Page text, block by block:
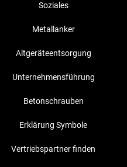
Soziales
Metallanker
Altgeräteentsorgung
Unternehmensführung
Betonschrauben
Erklärung Symbole
Vertriebspartner finden